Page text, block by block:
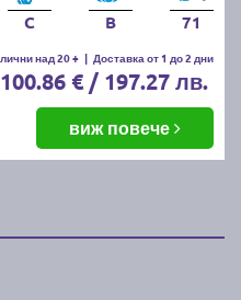
C B 71
над 20 + | Доставка от 1 до 2 дни
100.86 € / 197.27 лв.
виж повече